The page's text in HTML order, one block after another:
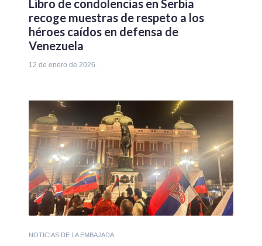
Libro de condolencias en Serbia
recoge muestras de respeto a los
héroes caídos en defensa de
Venezuela
12 de enero de 2026
NOTICIAS DE LA EMBAJADA